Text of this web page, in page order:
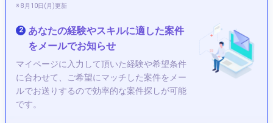
※ 8月10日(月)更新
2
あなたの経験やスキルに適した案件
をメールでお知らせ
マイページに入力して頂いた経験や希望条件
に合わせて、ご希望にマッチした案件をメー
ルでお送りするので効率的な案件探しが可能
です。